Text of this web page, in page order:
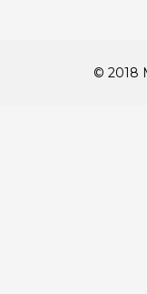
© 2018